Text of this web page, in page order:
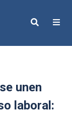
Search
unen
laboral: